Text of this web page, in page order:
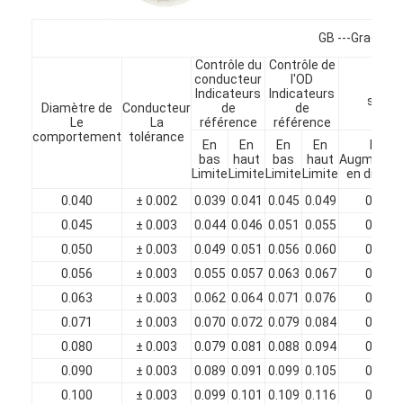
fils ronds de cuivre émaillés
Fil de laminage en cuivre émaillé
Fil de cuivre isolé par émail
fils de cuivre plat émaillés
Fil recouvert de soie
fil de litz
Fil magnétique à haute température
GB ---Grade1
Diamètre de
Le
comportement
Conducteur
La
tolérance
Contrôle du
conducteur
Indicateurs
de
référence
Contrôle de
l'OD
Indicateurs
de
référence
En
bas
Limite
En
haut
Limite
En
bas
Limite
En
haut
Limite
en
0.040
± 0.002 0.039 0.041 0.045 0.049
0.004
0.045
± 0.003 0.044 0.046 0.051 0.055
0.005
0.050
± 0.003 0.049 0.051 0.056 0.060
0.005
0.056
± 0.003 0.055 0.057 0.063 0.067
0.006
0.063
± 0.003 0.062 0.064 0.071 0.076
0.007
0.071
± 0.003 0.070 0.072 0.079 0.084
0.007
0.080
± 0.003 0.079 0.081 0.088 0.094
0.007
0.090
± 0.003 0.089 0.091 0.099 0.105
0.008
0.100
± 0.003 0.099 0.101 0.109 0.116
0.008